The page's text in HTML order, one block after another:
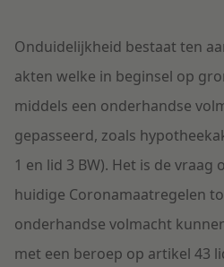
Onduidelijkheid bestaat ten
akten welke in beginsel op
middels een onderhandse
gepasseerd, zoals
1 en lid 3 BW). Het is de vraag
huidige Coronamaatregelen
onderhandse volmacht
met een beroep op artikel 43